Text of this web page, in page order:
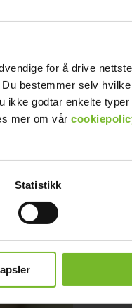
for å drive
bestemmer selv
ikke godtar enkelte
mer om vår
Statistikk